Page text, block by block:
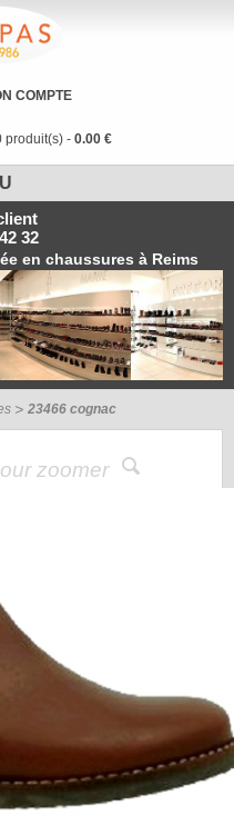
COMPTE
- 0.00 €
32
en chaussures à Reims
23466 cognac
zoomer